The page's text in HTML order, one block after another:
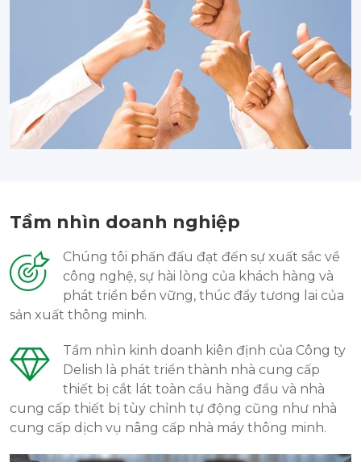
Tầm nhìn doanh nghiệp
Chúng tôi phấn đấu đạt đến sự xuất sắc về
công nghệ, sự hài lòng của khách hàng và
phát triển bền vững, thúc đẩy tương lai của
sản xuất thông minh.
Tầm nhìn kinh doanh kiên định của Công ty
Delish là phát triển thành nhà cung cấp
thiết bị cắt lát toàn cầu hàng đầu và nhà
cung cấp thiết bị tùy chỉnh tự động cũng như nhà
cung cấp dịch vụ nâng cấp nhà máy thông minh.